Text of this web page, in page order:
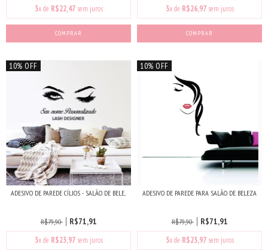
3x de R$22,47sem juros 3x de R$26,97sem juros
10% OFF
ADESIVO DE PAREDE CÍLIOS - SALÃO DE BELE...
R$79,90 R$71,91
3x de R$23,97sem juros
10% OFF
ADESIVO DE PAREDE PARA SALÃO DE BELEZA
R$79,90 R$71,91
3x de R$23,97sem juros